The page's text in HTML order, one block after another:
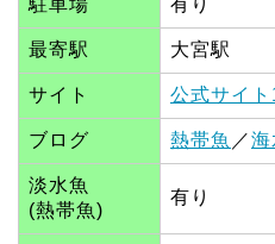
駐車場 有り
最寄駅 大宮駅
サイト 公式サイト
ブログ 熱帯魚 ／海
淡水魚
(熱帯魚)
有り